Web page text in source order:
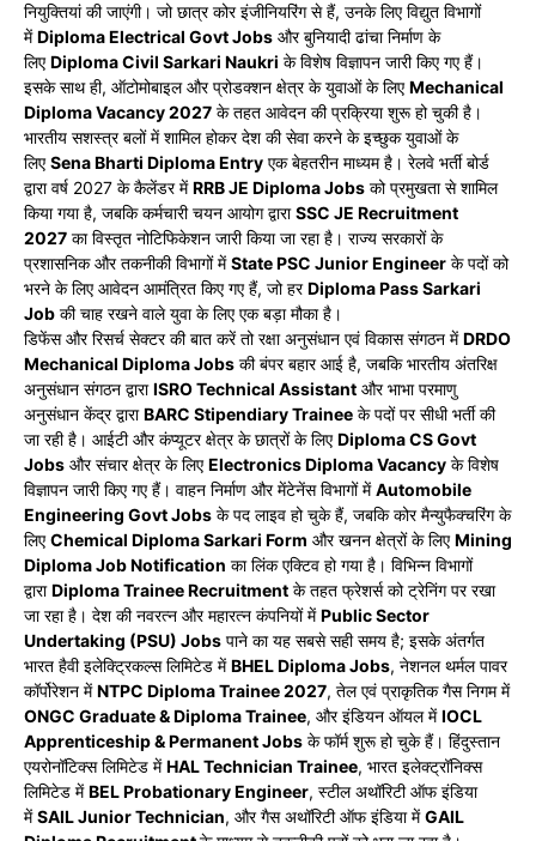
नियुक्तियां की जाएंगी। जो छात्र कोर इंजीनियरिंग से हैं, उनके लिए विद्युत विभागों
मेंDiploma Electrical Govt Jobs और बुनियादी ढांचा निर्माण के
लिएDiploma Civil Sarkari Naukri के विशेष विज्ञापन जारी किए गए हैं।
इसके साथ ही, ऑटोमोबाइल और प्रोडक्शन क्षेत्र के युवाओं के लिएMechanical
Diploma Vacancy 2027 के तहत आवेदन की प्रक्रिया शुरू हो चुकी है।
भारतीय सशस्त्र बलों में शामिल होकर देश की सेवा करने के इच्छुक युवाओं के
लिएSena Bharti Diploma Entry एक बेहतरीन माध्यम है। रेलवे भर्ती बोर्ड
द्वारा वर्ष 2027 के कैलेंडर मेंRRB JE Diploma Jobs को प्रमुखता से शामिल
किया गया है, जबकि कर्मचारी चयन आयोग द्वाराSSC JE Recruitment
2027 का विस्तृत नोटिफिकेशन जारी किया जा रहा है। राज्य सरकारों के
प्रशासनिक और तकनीकी विभागों मेंState PSC Junior Engineer के पदों को
भरने के लिए आवेदन आमंत्रित किए गए हैं, जो हरDiploma Pass Sarkari
Job की चाह रखने वाले युवा के लिए एक बड़ा मौका है।
डिफेंस और रिसर्च सेक्टर की बात करें तो रक्षा अनुसंधान एवं विकास संगठन मेंDRDO
Mechanical Diploma Jobs की बंपर बहार आई है, जबकि भारतीय अंतरिक्ष
अनुसंधान संगठन द्वाराISRO Technical Assistant और भाभा परमाणु
अनुसंधान केंद्र द्वाराBARC Stipendiary Trainee के पदों पर सीधी भर्ती की
जा रही है। आईटी और कंप्यूटर क्षेत्र के छात्रों के लिएDiploma CS Govt
Jobs और संचार क्षेत्र के लिएElectronics Diploma Vacancy के विशेष
विज्ञापन जारी किए गए हैं। वाहन निर्माण और मेंटेनेंस विभागों मेंAutomobile
Engineering Govt Jobs के पद लाइव हो चुके हैं, जबकि कोर मैन्युफैक्चरिंग के
लिएChemical Diploma Sarkari Form और खनन क्षेत्रों के लिएMining
Diploma Job Notification का लिंक एक्टिव हो गया है। विभिन्न विभागों
द्वाराDiploma Trainee Recruitment के तहत फ्रेशर्स को ट्रेनिंग पर रखा
जा रहा है। देश की नवरत्न और महारत्न कंपनियों मेंPublic Sector
Undertaking (PSU) Jobs पाने का यह सबसे सही समय है; इसके अंतर्गत
भारत हैवी इलेक्ट्रिकल्स लिमिटेड मेंBHEL Diploma Jobs, नेशनल थर्मल पावर
कॉर्पोरेशन मेंNTPC Diploma Trainee 2027, तेल एवं प्राकृतिक गैस निगम में
ONGC Graduate & Diploma Trainee, और इंडियन ऑयल मेंIOCL
Apprenticeship & Permanent Jobs के फॉर्म शुरू हो चुके हैं। हिंदुस्तान
एयरोनॉटिक्स लिमिटेड मेंHAL Technician Trainee, भारत इलेक्ट्रॉनिक्स
लिमिटेड मेंBEL Probationary Engineer, स्टील अथॉरिटी ऑफ इंडिया
मेंSAIL Junior Technician, और गैस अथॉरिटी ऑफ इंडिया मेंGAIL